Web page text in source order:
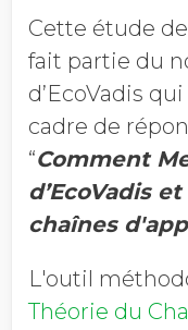
Cette étude
fait partie du
d’EcoVadis
cadre de
“Comment
d’EcoVadis
chaînes
L'outil
Théorie du